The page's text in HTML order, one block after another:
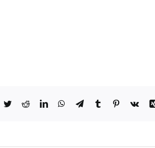
TwitterRedditLinkedInWhatsApp
TelegramTumblr Pinterest
Vk